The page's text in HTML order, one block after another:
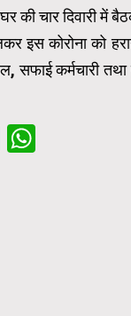
की चार दिवारी में
इस कोरोना को
सफाई कर्मचारी
Telegram